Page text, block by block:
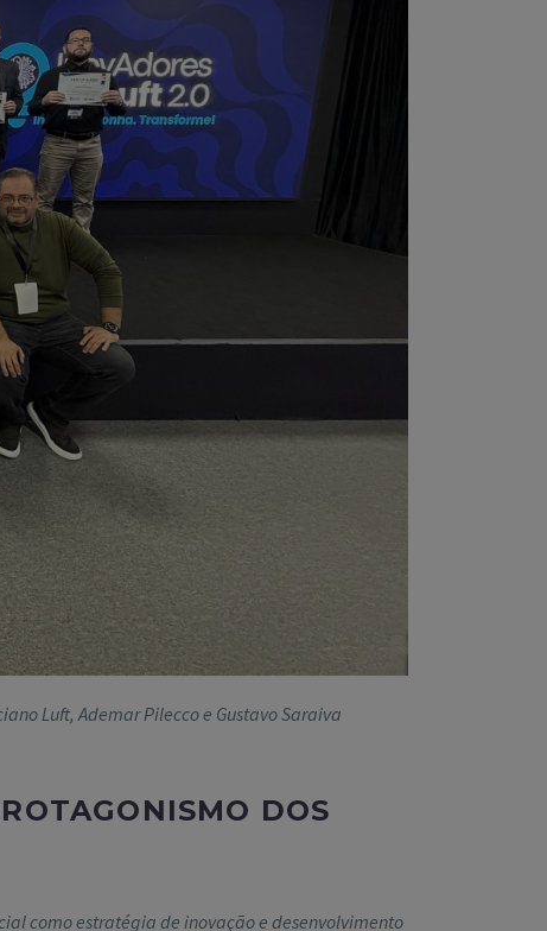
Luft, Ademar Pilecco e Gustavo Saraiva
DOS
como estratégia de inovação e desenvolvimento